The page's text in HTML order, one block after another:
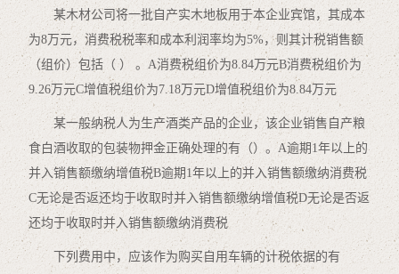
某木材公司将一批自产实木地板用于本企业宾馆，其成本
为8万元，消费税税率和成本利润率均为5%，则其计税销售额
（组价）包括（ ） 。A消费税组价为8.84万元B消费税组价为
9.26万元C增值税组价为7.18万元D增值税组价为8.84万元
某一般纳税人为生产酒类产品的企业，该企业销售自产粮
食白酒收取的包装物押金正确处理的有（）。A逾期1年以上的
并入销售额缴纳增值税B逾期1年以上的并入销售额缴纳消费税
C无论是否返还均于收取时并入销售额缴纳增值税D无论是否返
还均于收取时并入销售额缴纳消费税
下列费用中，应该作为购买自用车辆的计税依据的有